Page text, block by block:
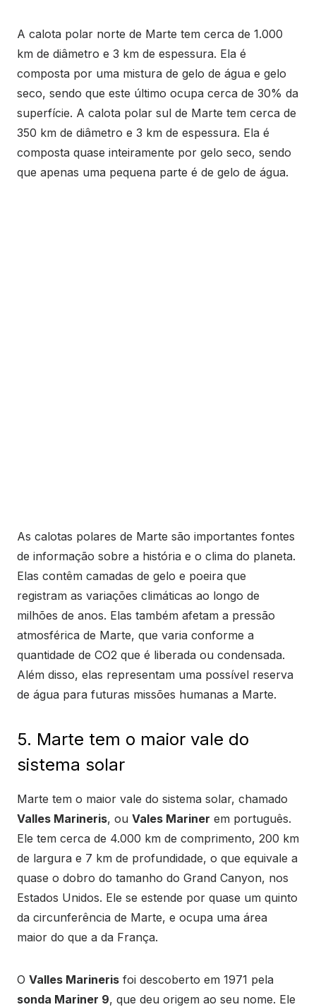
A calota polar norte de Marte tem cerca de 1.000
km de diâmetro e 3 km de espessura. Ela é
composta por uma mistura de gelo de água e gelo
seco, sendo que este último ocupa cerca de 30% da
superfície. A calota polar sul de Marte tem cerca de
350 km de diâmetro e 3 km de espessura. Ela é
composta quase inteiramente por gelo seco, sendo
que apenas uma pequena parte é de gelo de água.
As calotas polares de Marte são importantes fontes
de informação sobre a história e o clima do planeta.
Elas contêm camadas de gelo e poeira que
registram as variações climáticas ao longo de
milhões de anos. Elas também afetam a pressão
atmosférica de Marte, que varia conforme a
quantidade de CO2 que é liberada ou condensada.
Além disso, elas representam uma possível reserva
de água para futuras missões humanas a Marte.
5. Marte tem o maior vale do
sistema solar
Marte tem o maior vale do sistema solar, chamado
Valles Marineris, ou Vales Mariner em português.
Ele tem cerca de 4.000 km de comprimento, 200 km
de largura e 7 km de profundidade, o que equivale a
quase o dobro do tamanho do Grand Canyon, nos
Estados Unidos. Ele se estende por quase um quinto
da circunferência de Marte, e ocupa uma área
maior do que a da França.
O Valles Marineris foi descoberto em 1971 pela
sonda Mariner 9, que deu origem ao seu nome. Ele